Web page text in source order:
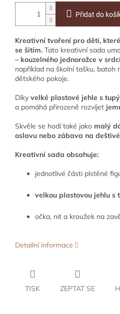
Přidat do
Kreativní tvoření pro děti,
se šitím. Tato kreativní sada
– kouzelného jednorožce v srdci
například na školní tašku, batoh
dětského pokoje.
Díky velké plastové jehle s
a pomáhá přirozeně rozvíjet
Skvěle se hodí také jako malý
oslavu nebo zábava na
Kreativní sada obsahuje:
jednotlivé části plstěné
velkou plastovou jehlu s
očka, nit a kroužek na
Detailní informace
TISK ZEPTAT SE